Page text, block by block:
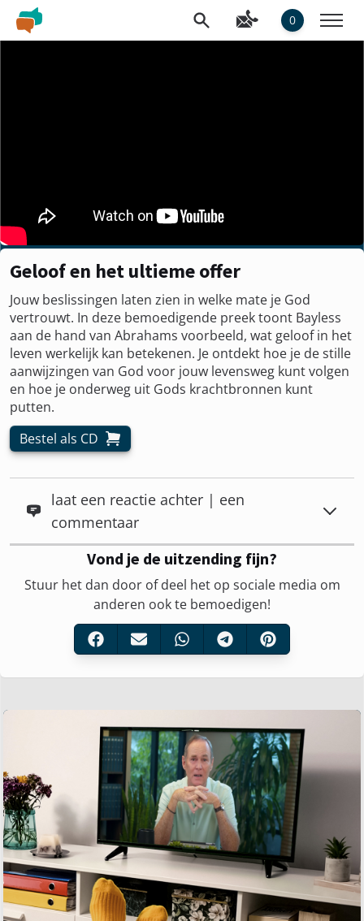
0
Geloof en het ultieme offer
Jouw beslissingen laten zien in welke mate je God
vertrouwt. In deze bemoedigende preek toont Bayless
aan de hand van Abrahams voorbeeld, wat geloof in het
leven werkelijk kan betekenen. Je ontdekt hoe je de stille
aanwijzingen van God voor jouw levensweg kunt volgen
en hoe je onderweg uit Gods krachtbronnen kunt
putten.
Bestel als CD
laat een reactie achter | een
commentaar
Vond je de uitzending fijn?
Stuur het dan door of deel het op sociale media om
anderen ook te bemoedigen!